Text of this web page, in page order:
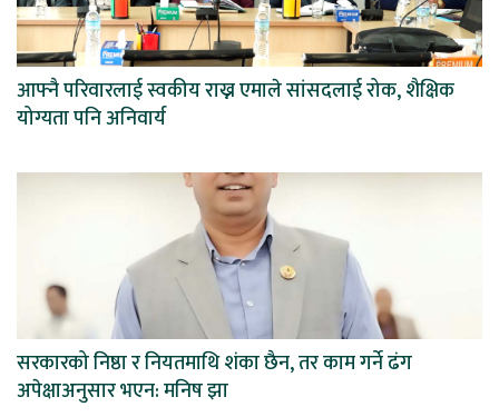
आफ्नै परिवारलाई स्वकीय राख्न एमाले सांसदलाई रोक, शैक्षिक
योग्यता पनि अनिवार्य
सरकारको निष्ठा र नियतमाथि शंका छैन, तर काम गर्ने ढंग
अपेक्षाअनुसार भएन: मनिष झा